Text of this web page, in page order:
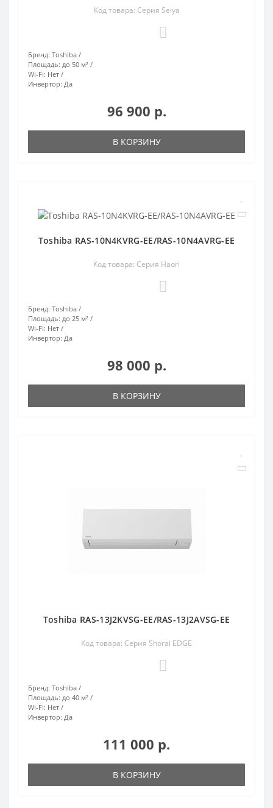
Код товара: Серия Seiya
Бренд: Toshiba
Площадь: до 50 м²
Wi-Fi: Нет
Инвертор: Да
96 900 р.
В КОРЗИНУ
Toshiba RAS-10N4KVRG-EE/RAS-10N4AVRG-EE
Код товара: Серия Haori
Бренд: Toshiba
Площадь: до 25 м²
Wi-Fi: Нет
Инвертор: Да
98 000 р.
В КОРЗИНУ
Toshiba RAS-13J2KVSG-EE/RAS-13J2AVSG-EE
Код товара: Серия Shorai EDGE
Бренд: Toshiba
Площадь: до 40 м²
Wi-Fi: Нет
Инвертор: Да
111 000 р.
В КОРЗИНУ